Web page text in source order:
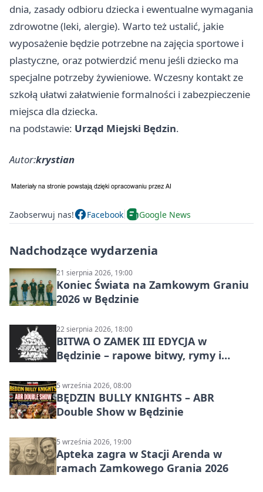
dnia, zasady odbioru dziecka i ewentualne wymagania
zdrowotne (leki, alergie). Warto też ustalić, jakie
wyposażenie będzie potrzebne na zajęcia sportowe i
plastyczne, oraz potwierdzić menu jeśli dziecko ma
specjalne potrzeby żywieniowe. Wczesny kontakt ze
szkołą ułatwi załatwienie formalności i zabezpieczenie
miejsca dla dziecka.
na podstawie: Urząd Miejski Będzin.
Autor:krystian
Zaobserwuj nas! Facebook Google News
Nadchodzące wydarzenia
21 sierpnia 2026, 19:00
Koniec Świata na Zamkowym Graniu
2026 w Będzinie
22 sierpnia 2026, 18:00
BITWA O ZAMEK III EDYCJA w
Będzinie – rapowe bitwy, rymy i
5 września 2026, 08:00
BĘDZIN BULLY KNIGHTS – ABR
Double Show w Będzinie
5 września 2026, 19:00
Apteka zagra w Stacji Arenda w
ramach Zamkowego Grania 2026